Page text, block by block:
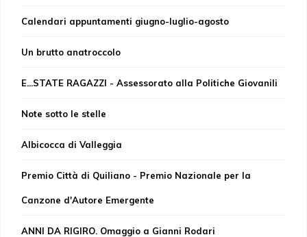
Calendari appuntamenti giugno-luglio-agosto
Un brutto anatroccolo
E...STATE RAGAZZI - Assessorato alla Politiche Giovanili
Note sotto le stelle
Albicocca di Valleggia
Premio Città di Quiliano - Premio Nazionale per la
Canzone d'Autore Emergente
ANNI DA RIGIRO. Omaggio a Gianni Rodari